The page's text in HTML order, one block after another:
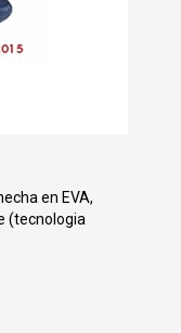
en EVA,
(tecnologia